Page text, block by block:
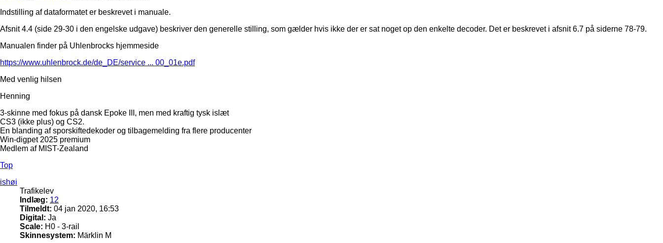
Indstilling af dataformatet er beskrevet i manuale.
Afsnit 4.4 (side 29-30 i den engelske udgave) beskriver den generelle stilling, som gælder hvis ikke der er sat noget op den enkelte decoder. Det er beskrevet i afsnit 6.7 på siderne 78-79.
Manualen finder på Uhlenbrocks hjemmeside
https://www.uhlenbrock.de/de_DE/service ... 00_01e.pdf
Med venlig hilsen
Henning
3-skinne med fokus på dansk Epoke III, men med kraftig tysk islæt
CS3 (ikke plus) og CS2.
En blanding af sporskiftedekoder og tilbagemelding fra flere producenter
Win-digpet 2025 premium
Medlem af MIST-Zealand
Top
ishøi
Trafikelev
Indlæg: 12
Tilmeldt: 04 jan 2020, 16:53
Digital: Ja
Scale: H0 - 3-rail
Skinnesystem: Märklin M